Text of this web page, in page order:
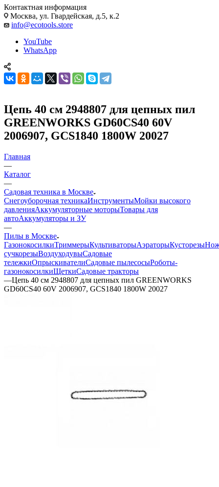
Контактная информация
Москва, ул. Гвардейская, д.5, к.2
info@ecotools.store
YouTube
WhatsApp
Цепь 40 см 2948807 для цепных пил
GREENWORKS GD60CS40 60V
2006907, GCS1840 1800W 20027
Главная
—
Каталог
—
Садовая техника в Москве
Снегоуборочная техникаИнструментыМойки высокого
давленияАккумуляторные моторыТовары для
автоАккумуляторы и ЗУ
—
Пилы в Москве
ГазонокосилкиТриммерыКультиваторыАэраторыКусторезы
сучкорезыВоздуходувыСадовые
тележкиОпрыскивателиСадовые пылесосыРоботы-
газонокосилкиЩеткиСадовые тракторы
—Цепь 40 см 2948807 для цепных пил GREENWORKS
GD60CS40 60V 2006907, GCS1840 1800W 20027